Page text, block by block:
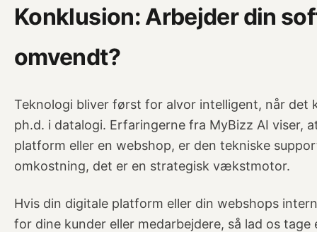
Konklusion: Arbejder din
omvendt?
Teknologi bliver først for alvor intelligent, når det
ph.d. i datalogi. Erfaringerne fra MyBizz AI viser,
platform eller en webshop, er den tekniske
omkostning, det er en strategisk vækstmotor.
Hvis din digitale platform eller din webshops
for dine kunder eller medarbejdere, så lad os